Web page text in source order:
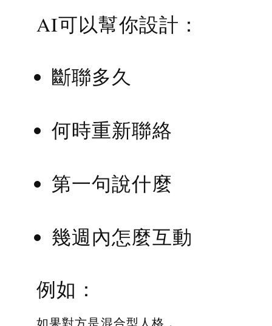
AI可以幫你設計：
斷聯多久
何時重新聯絡
第一句說什麼
幾週內怎麼互動
例如：
如果對方是混合型人格，